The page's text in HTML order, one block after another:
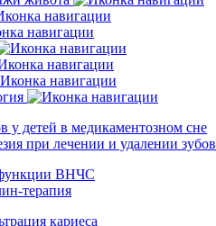
у детей в медикаментозном сне
при лечении и удалении зубов
ВНЧС
терапия
кариеса